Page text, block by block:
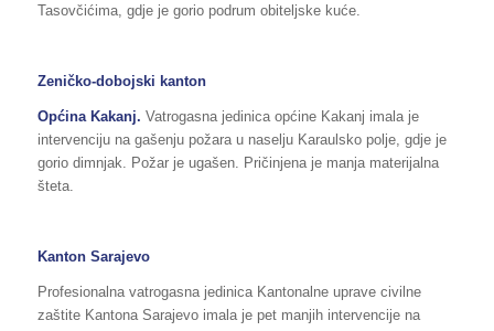
Tasovčićima, gdje je gorio podrum obiteljske kuće.
Zeničko-dobojski kanton
Općina Kakanj. Vatrogasna jedinica općine Kakanj imala je
intervenciju na gašenju požara u naselju Karaulsko polje, gdje je
gorio dimnjak. Požar je ugašen. Pričinjena je manja materijalna
šteta.
Kanton Sarajevo
Profesionalna vatrogasna jedinica Kantonalne uprave civilne
zaštite Kantona Sarajevo imala je pet manjih intervencije na